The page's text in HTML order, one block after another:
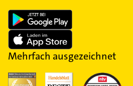
Mehrfach ausgezeichnet